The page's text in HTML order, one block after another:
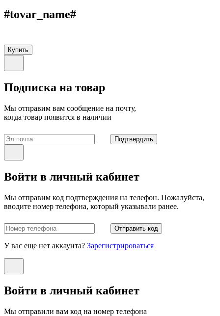
#tovar_name#
Купить
Подписка на товар
Мы отправим вам сообщение на почту,
когда товар появится в наличии
Подтвердить
Войти в личный кабинет
Мы отправим код подтверждения на телефон. Пожалуйста,
вводите номер телефона, который указывали ранее.
Отправить код
У вас еще нет аккаунта? Зарегистрироваться
Войти в личный кабинет
Мы отправили вам код на номер телефона